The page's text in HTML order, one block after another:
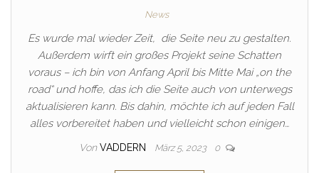
News
Es wurde mal wieder Zeit, die Seite neu zu gestalten.
Außerdem wirft ein großes Projekt seine Schatten
voraus – ich bin von Anfang April bis Mitte Mai „on the
road“ und hoffe, das ich die Seite auch von unterwegs
aktualisieren kann. Bis dahin, möchte ich auf jeden Fall
alles vorbereitet haben und vielleicht schon einigen…
Von VADDERN März 5, 2023 0